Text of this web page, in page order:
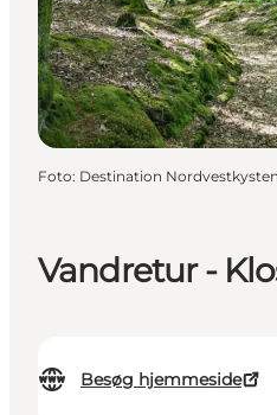
Overnatning
Planlæg din ferie
Vandretur -
Besøg hjemmeside
Foto: Destination Nordvestkysten